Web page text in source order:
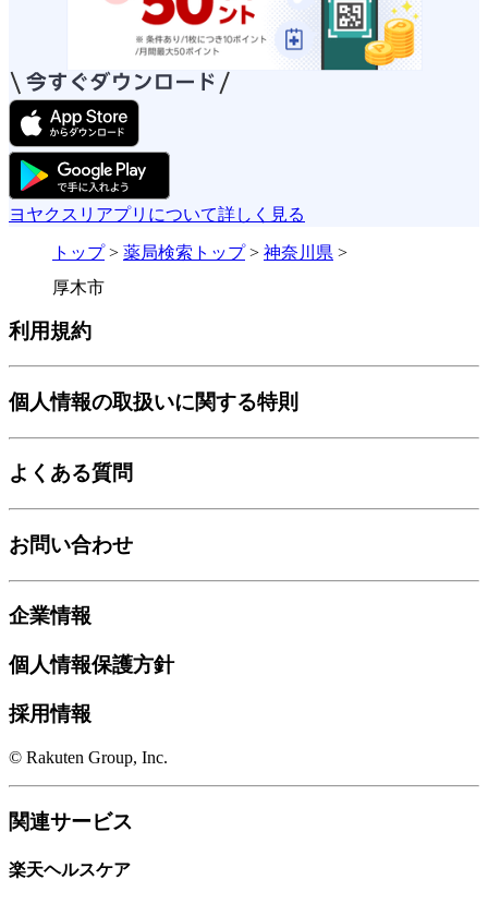
ヨヤクスリアプリについて詳しく見る
トップ> 薬局検索トップ> 神奈川県 >
厚木市
利用規約
個人情報の取扱いに関する特則
よくある質問
お問い合わせ
企業情報
個人情報保護方針
採用情報
© Rakuten Group, Inc.
関連サービス
楽天ヘルスケア